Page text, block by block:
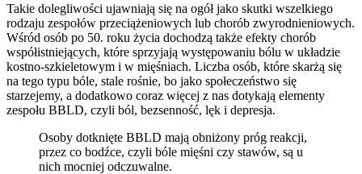
Takie dolegliwości ujawniają się na ogół jako skutki wszelkiego
rodzaju zespołów przeciążeniowych lub chorób zwyrodnieniowych.
Wśród osób po 50. roku życia dochodzą także efekty chorób
współistniejących, które sprzyjają występowaniu bólu w układzie
kostno-szkieletowym i w mięśniach. Liczba osób, które skarżą się
na tego typu bóle, stale rośnie, bo jako społeczeństwo się
starzejemy, a dodatkowo coraz więcej z nas dotykają elementy
zespołu BBLD, czyli ból, bezsenność, lęk i depresja.
Osoby dotknięte BBLD mają obniżony próg reakcji,
przez co bodźce, czyli bóle mięśni czy stawów, są u
nich mocniej odczuwalne.